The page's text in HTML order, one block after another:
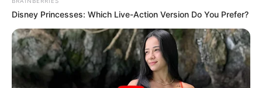
Disney Princesses: Which Live-Action Version Do You Prefer?